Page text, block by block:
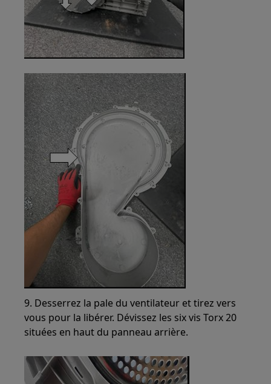
9. Desserrez la pale du ventilateur et tirez vers
vous pour la libérer. Dévissez les six vis Torx 20
situées en haut du panneau arrière.